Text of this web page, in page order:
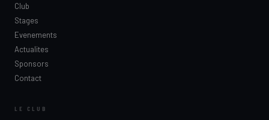
Club
Stages
Evenements
Actualites
Sponsors
Contact
LE CLUB